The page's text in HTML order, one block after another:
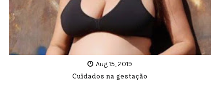
Aug 15, 2019
Cuidados na gestação